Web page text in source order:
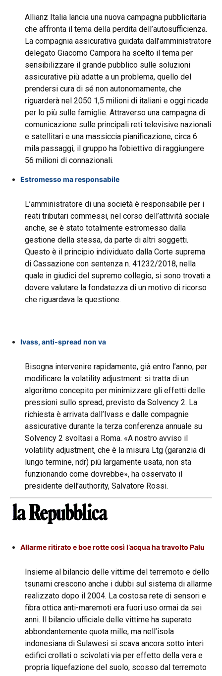
Allianz Italia lancia una nuova campagna pubblicitaria
che affronta il tema della perdita dell’autosufficienza.
La compagnia assicurativa guidata dall’amministratore
delegato Giacomo Campora ha scelto il tema per
sensibilizzare il grande pubblico sulle soluzioni
assicurative più adatte a un problema, quello del
prendersi cura di sé non autonomamente, che
riguarderà nel 2050 1,5 milioni di italiani e oggi ricade
per lo più sulle famiglie. Attraverso una campagna di
comunicazione sulle principali reti televisive nazionali
e satellitari e una massiccia pianificazione, circa 6
mila passaggi, il gruppo ha l’obiettivo di raggiungere
56 milioni di connazionali.
Estromesso ma responsabile
L’amministratore di una società è responsabile per i
reati tributari commessi, nel corso dell’attività sociale
anche, se è stato totalmente estromesso dalla
gestione della stessa, da parte di altri soggetti.
Questo è il principio individuato dalla Corte suprema
di Cassazione con sentenza n. 41232/2018, nella
quale in giudici del supremo collegio, si sono trovati a
dovere valutare la fondatezza di un motivo di ricorso
che riguardava la questione.
Ivass, anti-spread non va
Bisogna intervenire rapidamente, già entro l’anno, per
modificare la volatility adjustment: si tratta di un
algoritmo concepito per minimizzare gli effetti delle
pressioni sullo spread, previsto da Solvency 2. La
richiesta è arrivata dall’Ivass e dalle compagnie
assicurative durante la terza conferenza annuale su
Solvency 2 svoltasi a Roma. «A nostro avviso il
volatility adjustment, che è la misura Ltg (garanzia di
lungo termine, ndr) più largamente usata, non sta
funzionando come dovrebbe», ha osservato il
presidente dell’authority, Salvatore Rossi.
Allarme ritirato e boe rotte così l’acqua ha travolto Palu
Insieme al bilancio delle vittime del terremoto e dello
tsunami crescono anche i dubbi sul sistema di allarme
realizzato dopo il 2004. La costosa rete di sensori e
fibra ottica anti-maremoti era fuori uso ormai da sei
anni. Il bilancio ufficiale delle vittime ha superato
abbondantemente quota mille, ma nell’isola
indonesiana di Sulawesi si scava ancora sotto interi
edifici crollati o scivolati via per effetto della vera e
propria liquefazione del suolo, scosso dal terremoto